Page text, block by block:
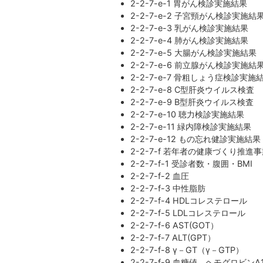
2-2-7-e-1 胃がん検診実施結果
2-2-7-e-2 子宮頸がん検診実施結
2-2-7-e-3 乳がん検診実施結果
2-2-7-e-4 肺がん検診実施結果
2-2-7-e-5 大腸がん検診実施結果
2-2-7-e-6 前立腺がん検診実施結
2-2-7-e-7 骨粗しょう症検診実施
2-2-7-e-8 C型肝炎ウイルス検査
2-2-7-e-9 B型肝炎ウイルス検査
2-2-7-e-10 聴力検診実施結果
2-2-7-e-11 緑内障検診実施結果
2-2-7-e-12 もの忘れ健診実施結果
2-2-7-f 若年者の健康づくり推進
2-2-7-f-1 受診者数・腹囲・BMI
2-2-7-f-2 血圧
2-2-7-f-3 中性脂肪
2-2-7-f-4 HDLコレステロール
2-2-7-f-5 LDLコレステロール
2-2-7-f-6 AST(GOT）
2-2-7-f-7 ALT(GPT）
2-2-7-f-8 γ－GT（γ－GTP）